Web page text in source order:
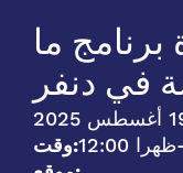
ما
في دنفر
وقت:
12:00 ظهرا